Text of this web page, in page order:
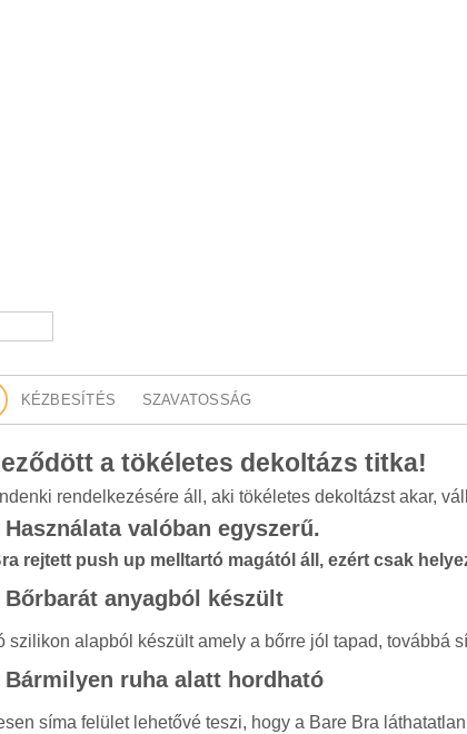
KÉZBESÍTÉS SZAVATOSSÁG
a tökéletes dekoltázs titka!
rendelkezésére áll, aki tökéletes dekoltázst akar,
Használata valóban egyszerű.
rejtett push up melltartó magától áll, ezért csak
Bőrbarát anyagból készült
szilikon alapból készült amely a bőrre jól tapad, továbbá
Bármilyen ruha alatt hordható
síma felület lehetővé teszi, hogy a Bare Bra